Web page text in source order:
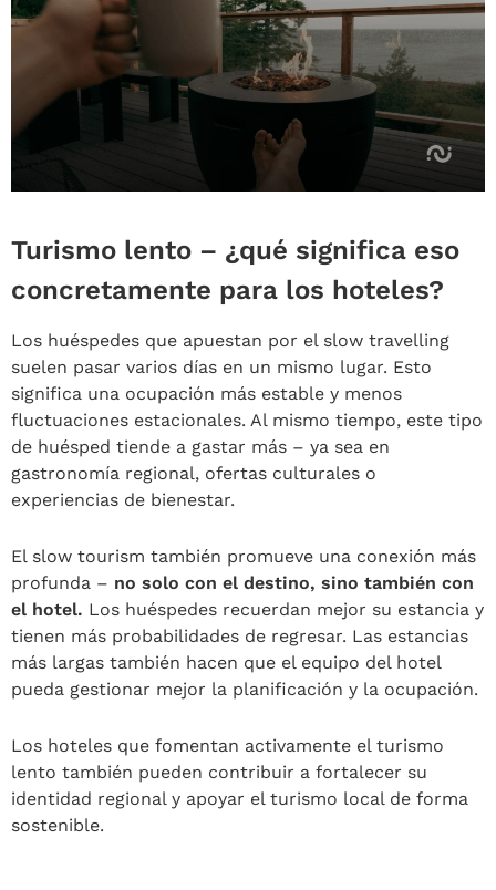
Turismo lento – ¿qué significa eso
concretamente para los hoteles?
Los huéspedes que apuestan por el slow travelling
suelen pasar varios días en un mismo lugar. Esto
significa una ocupación más estable y menos
fluctuaciones estacionales. Al mismo tiempo, este tipo
de huésped tiende a gastar más – ya sea en
gastronomía regional, ofertas culturales o
experiencias de bienestar.
El slow tourism también promueve una conexión más
profunda – no solo con el destino, sino también con
el hotel. Los huéspedes recuerdan mejor su estancia y
tienen más probabilidades de regresar. Las estancias
más largas también hacen que el equipo del hotel
pueda gestionar mejor la planificación y la ocupación.
Los hoteles que fomentan activamente el turismo
lento también pueden contribuir a fortalecer su
identidad regional y apoyar el turismo local de forma
sostenible.